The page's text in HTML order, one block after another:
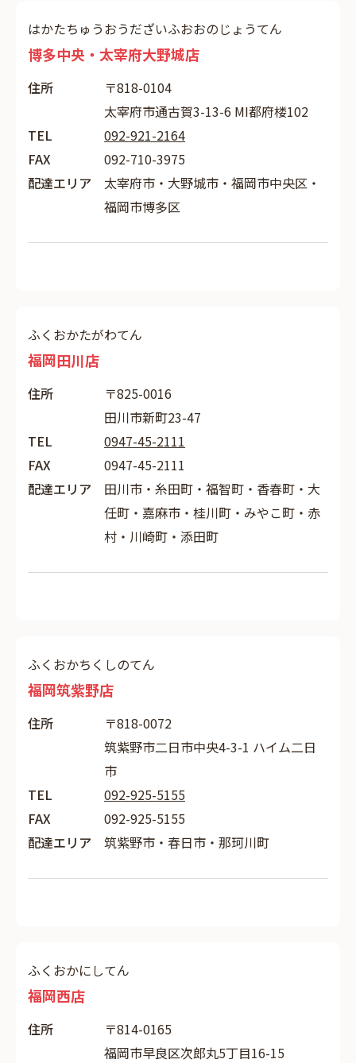
はかたちゅうおうだざいふおおのじょうてん
博多中央・太宰府大野城店
住所
〒818-0104
太宰府市通古賀3-13-6 MI都府楼102
TEL
092-921-2164
FAX
092-710-3975
配達エリア
太宰府市・大野城市・福岡市中央区・
福岡市博多区
ふくおかたがわてん
福岡田川店
住所
〒825-0016
田川市新町23-47
TEL
0947-45-2111
FAX
0947-45-2111
配達エリア
田川市・糸田町・福智町・香春町・大
任町・嘉麻市・桂川町・みやこ町・赤
村・川崎町・添田町
ふくおかちくしのてん
福岡筑紫野店
住所
〒818-0072
筑紫野市二日市中央4-3-1 ハイム二日
市
TEL
092-925-5155
FAX
092-925-5155
配達エリア
筑紫野市・春日市・那珂川町
ふくおかにしてん
福岡西店
住所
〒814-0165
福岡市早良区次郎丸5丁目16-15